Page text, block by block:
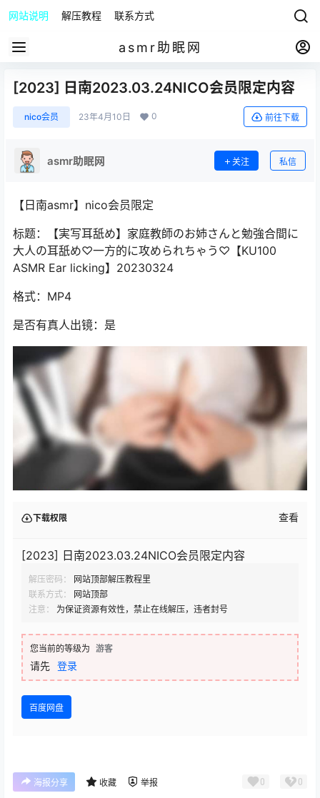
网站说明 解压教程 联系方式
asmr助眠网
[2023] 日南2023.03.24NICO会员限定内容
nico会员 23年4月10日 0 前往下载
asmr助眠网 关注 私信
【日南asmr】nico会员限定
标题：【実写耳舐め】家庭教師のお姉さんと勉強合間に
大人の耳舐め♡一方的に攻められちゃう♡【KU100
ASMR Ear licking】20230324
格式：MP4
是否有真人出镜：是
下载权限 查看
[2023] 日南2023.03.24NICO会员限定内容
解压密码：
网站顶部解压教程里
联系方式：
网站顶部
注意：
为保证资源有效性，禁止在线解压，违者封号
您当前的等级为 游客
请先 登录
百度网盘
海报分享 收藏 举报 0 0